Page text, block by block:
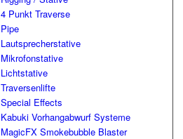
4 Punkt Traverse
Pipe
Lautsprecherstative
Mikrofonstative
Lichtstative
Traversenlifte
Special Effects
Kabuki Vorhangabwurf Systeme
MagicFX Smokebubble Blaster